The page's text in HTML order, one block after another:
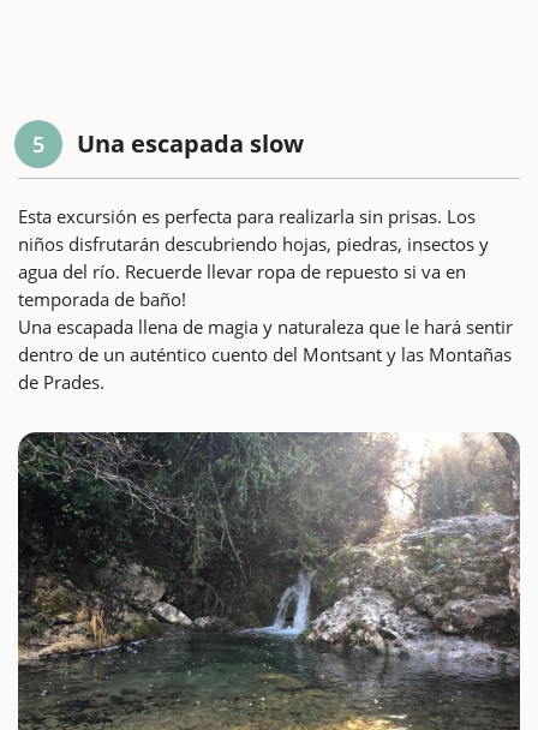
5 Una escapada slow
Esta excursión es perfecta para realizarla sin prisas. Los
niños disfrutarán descubriendo hojas, piedras, insectos y
agua del río. Recuerde llevar ropa de repuesto si va en
temporada de baño!
Una escapada llena de magia y naturaleza que le hará sentir
dentro de un auténtico cuento del Montsant y las Montañas
de Prades.